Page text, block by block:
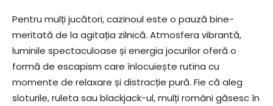
Pentru mulți jucători, cazinoul este o pauză bine-
meritată de la agitația zilnică. Atmosfera vibrantă,
luminile spectaculoase și energia jocurilor oferă o
formă de escapism care înlocuiește rutina cu
momente de relaxare și distracție pură. Fie că aleg
sloturile, ruleta sau blackjack-ul, mulți români găsesc în